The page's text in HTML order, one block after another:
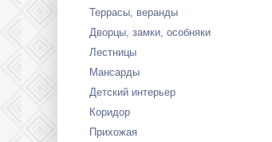
Террасы, веранды
Дворцы, замки, особняки
Лестницы
Мансарды
Детский интерьер
Коридор
Прихожая